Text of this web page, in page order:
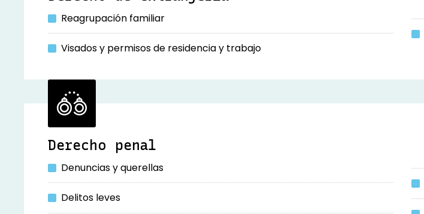
Reagrupación familiar
Visados y permisos de residencia y trabajo
Derecho penal
Denuncias y querellas
Delitos leves